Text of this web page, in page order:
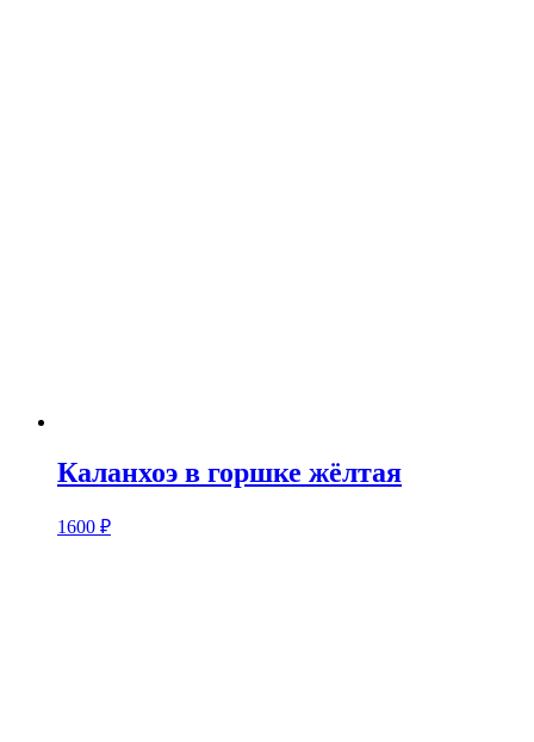
Каланхоэ в горшке жёлтая
1600 ₽